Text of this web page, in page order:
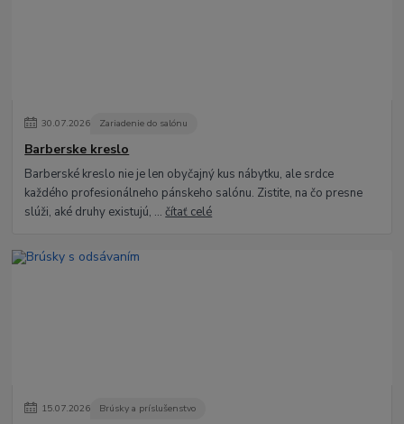
30.07.2026 Zariadenie do salónu
Barberske kreslo
Barberské kreslo nie je len obyčajný kus nábytku, ale srdce
každého profesionálneho pánskeho salónu. Zistite, na čo presne
slúži, aké druhy existujú, ...čítať celé
15.07.2026 Brúsky a príslušenstvo